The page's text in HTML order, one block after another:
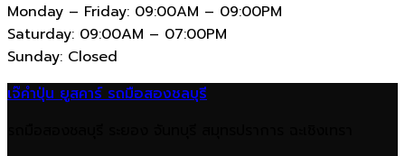
Monday – Friday: 09:00AM – 09:00PM
Saturday: 09:00AM – 07:00PM
Sunday: Closed
เจ๊คำปุ่น ยูสคาร์ รถมือสองชลบุรี